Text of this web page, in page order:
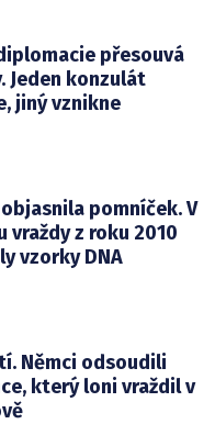
přesouvá
Jeden konzulát
jiný vznikne
pomníček. V
vraždy z roku 2010
vzorky DNA
Němci odsoudili
který loni vraždil v